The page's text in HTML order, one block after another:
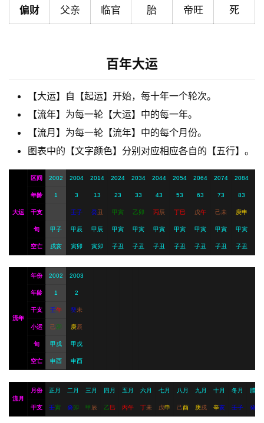
A
服
偏财 父亲 临官 胎 帝旺 死
百年大运
【大运】自【起运】开始，每十年一个轮次。
【流年】为每一轮【大运】中的每一年。
【流月】为每一轮【流年】中的每个月份。
图表中的【文字颜色】分别对应相应各自的【五行】。
大运
区间 2002 2004 2014 2024 2034 2044 2054 2064 2074 2084
年龄 1 3 13 23 33 43 53 63 73 83
干支 壬子 癸丑 甲寅 乙卯 丙辰 丁巳 戊午 己未 庚申
旬 甲子 甲辰 甲辰 甲寅 甲寅 甲寅 甲寅 甲寅 甲寅 甲寅
空亡 戌亥 寅卯 寅卯 子丑 子丑 子丑 子丑 子丑 子丑 子丑
流年
年份 2002 2003
年龄 1 2
干支 壬午 癸未
小运 己卯 庚辰
旬 甲戌 甲戌
空亡 申酉 申酉
流月
月份 正月 二月 三月 四月 五月 六月 七月 八月 九月 十月 冬月 腊月
干支 壬寅 癸卯 甲 辰 乙巳 丙午 丁未 戊申 己酉 庚戌 辛亥 壬子 癸